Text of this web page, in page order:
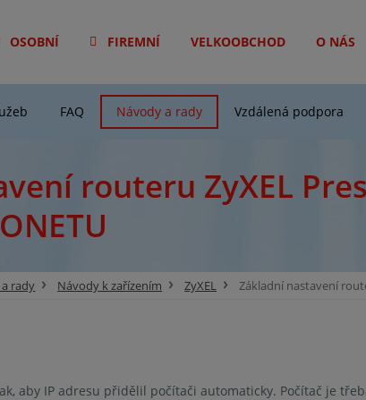
OSOBNÍ FIREMNÍ VELKOOBCHOD O NÁS
FAQ Návody a rady Vzdálená podpora
routeru ZyXEL
rady Návody k zařízením ZyXEL Základní nastavení
aby IP adresu přidělil počítači automaticky. Počítač je